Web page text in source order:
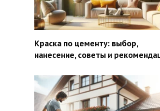
Краска по цементу: выбор,
нанесение, советы и